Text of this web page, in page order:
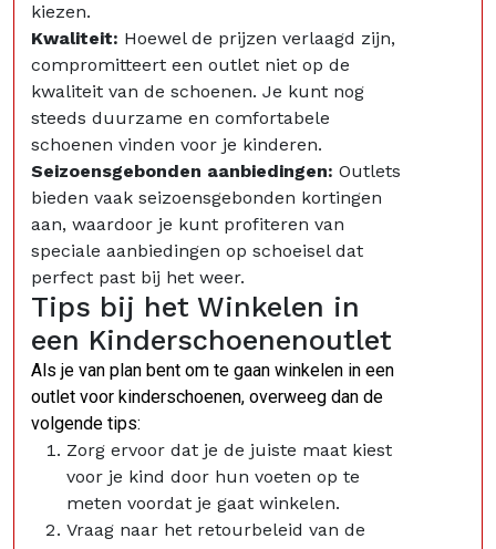
kiezen.
Kwaliteit: Hoewel de prijzen verlaagd zijn,
compromitteert een outlet niet op de
kwaliteit van de schoenen. Je kunt nog
steeds duurzame en comfortabele
schoenen vinden voor je kinderen.
Seizoensgebonden aanbiedingen: Outlets
bieden vaak seizoensgebonden kortingen
aan, waardoor je kunt profiteren van
speciale aanbiedingen op schoeisel dat
perfect past bij het weer.
Tips bij het Winkelen in
een Kinderschoenenoutlet
Als je van plan bent om te gaan winkelen in een
outlet voor kinderschoenen, overweeg dan de
volgende tips:
Zorg ervoor dat je de juiste maat kiest
voor je kind door hun voeten op te
meten voordat je gaat winkelen.
Vraag naar het retourbeleid van de